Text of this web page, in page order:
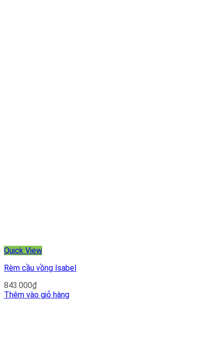
Quick View
Rèm cầu vồng Isabel
843.000₫
Thêm vào giỏ hàng